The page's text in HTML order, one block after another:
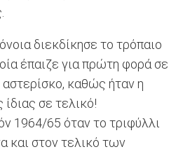
διεκδίκησε το τρόπαιο
έπαιζε για πρώτη φορά σε
αστερίσκο, καθώς ήταν η
σε τελικό!
1964/65 όταν το τριφύλλι
και στον τελικό των